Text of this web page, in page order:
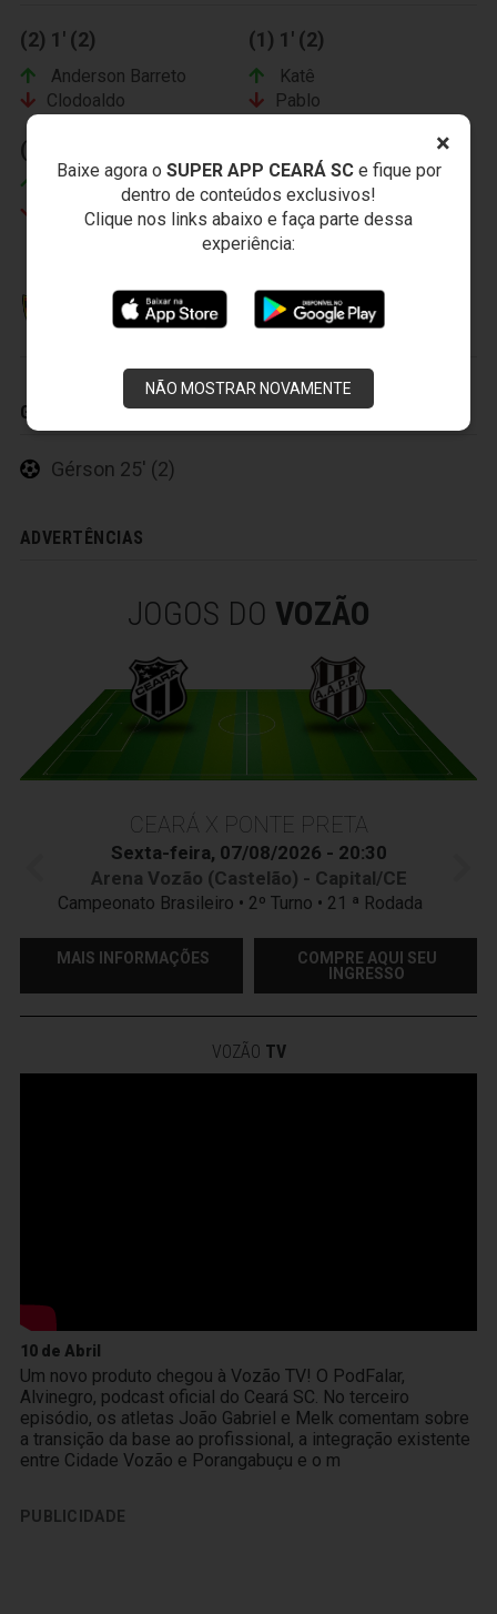
×
Baixe agora o SUPER APP CEARÁ SCe fique por
dentro de conteúdos exclusivos!
Clique nos links abaixo e faça parte dessa
experiência:
NÃO MOSTRAR NOVAMENTE
(2) 1' (2)
Anderson Barreto
Clodoaldo
(1) 1' (2)
Katê
Pablo
(3) 32' (2)
Geovane
Luiz Henrique
GUARANI ESPORTE CLUBE
GOLS
Gérson 25' (2)
ADVERTÊNCIAS
JOGOS DO VOZÃO
CEARÁ X PONTE PRETA
Sexta-feira, 07/08/2026 - 20:30
Arena Vozão (Castelão) - Capital/CE
Campeonato Brasileiro • 2º Turno • 21 ª Rodada
MAIS INFORMAÇÕES
COMPRE AQUI SEU
INGRESSO
VOZÃO TV
10 de Abril
Um novo produto chegou à Vozão TV! O PodFalar,
Alvinegro, podcast oficial do Ceará SC. No terceiro
episódio, os atletas João Gabriel e Melk comentam sobre
a transição da base ao profissional, a integração existente
entre Cidade Vozão e Porangabuçu e o m
PUBLICIDADE